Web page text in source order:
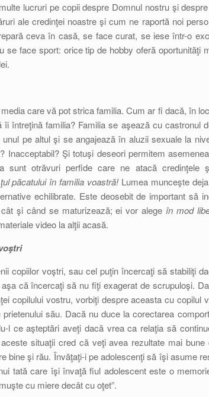
lucruri pe copii despre Domnul nostru şi
ale credinţei noastre şi cum ne raportă noi
ceva în casă, se face curat, se iese într-o
se face sport: orice tip de hobby oferă oportunităţi
care vă pot strica familia. Cum ar fi dacă, în
întreţină familia? Familia se aşează cu castronul
pe altul şi se angajează în aluzii sexuale la
Inacceptabil? Şi totuşi deseori permitem
sunt otrăvuri perfide care ne atacă credinţele
păcatului în familia voastră! Lumea munceşte
echilibrate. Este deosebit de important să
şi când se maturizează; ei vor alege în mod
video la alţii acasă.
copiilor voştri, sau cel puţin încercaţi să stabiliţi
că încercaţi să nu fiţi exagerat de scrupuloşi.
copilului vostru, vorbiţi despre aceasta cu copilul
său. Dacă nu duce la corectarea
l ce aşteptări aveţi dacă vrea ca relaţia să
situaţii cred că veţi avea rezultate mai
bine şi rău. Învăţaţi-i pe adolescenţi să îşi asume
tată care îşi învaţă fiul adolescent este o
cu miere decât cu oţet”.